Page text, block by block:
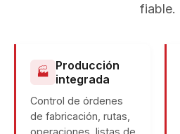
fiable.
🏭 Producción
integrada
Control de órdenes
de fabricación, rutas,
operaciones, listas de